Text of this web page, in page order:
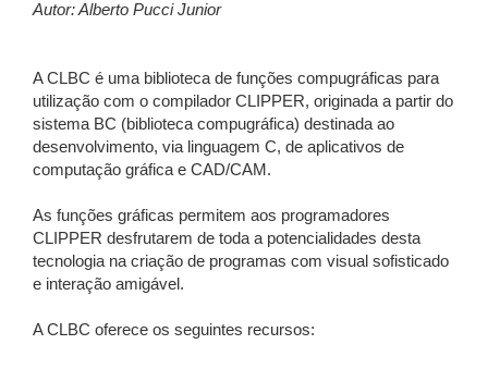
Autor: Alberto Pucci Junior
A CLBC é uma biblioteca de funções compugráficas para
utilização com o compilador CLIPPER, originada a partir do
sistema BC (biblioteca compugráfica) destinada ao
desenvolvimento, via linguagem C, de aplicativos de
computação gráfica e CAD/CAM.
As funções gráficas permitem aos programadores
CLIPPER desfrutarem de toda a potencialidades desta
tecnologia na criação de programas com visual sofisticado
e interação amigável.
A CLBC oferece os seguintes recursos: